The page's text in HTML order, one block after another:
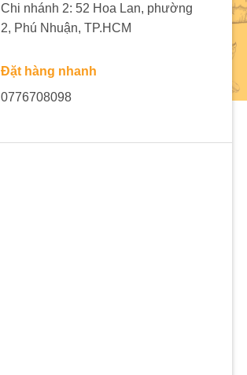
Chi nhánh 2: 52 Hoa Lan, phường
2, Phú Nhuận, TP.HCM
Đặt hàng nhanh
0776708098